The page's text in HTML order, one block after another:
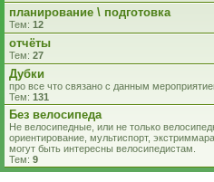
планирование \ подготовка
Тем: 12
отчёты
Тем: 27
Дубки
про все что связано с данным
Тем: 131
Без велосипеда
Не велосипедные, или не только
ориентирование, мультиспорт,
могут быть интересны велосипедистам.
Тем: 9